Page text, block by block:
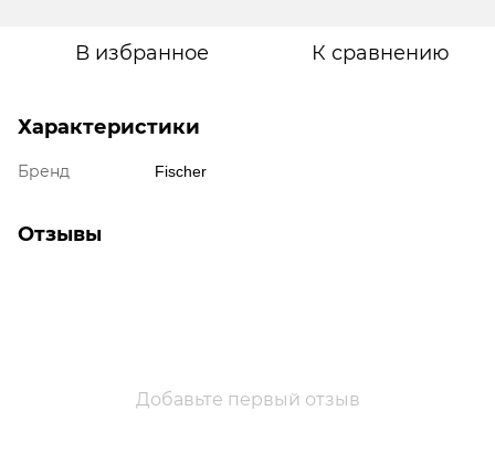
В избранное К сравнению
Характеристики
Бренд Fischer
Отзывы
Добавьте первый отзыв